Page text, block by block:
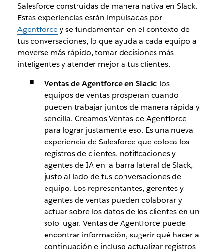
Salesforce construidas de manera nativa en Slack.
Estas experiencias están impulsadas por
Agentforcey se fundamentan en el contexto de
tus conversaciones, lo que ayuda a cada equipo a
moverse más rápido, tomar decisiones más
inteligentes y atender mejor a tus clientes.
Ventas de Agentforce en Slack: los
equipos de ventas prosperan cuando
pueden trabajar juntos de manera rápida y
sencilla. Creamos Ventas de Agentforce
para lograr justamente eso. Es una nueva
experiencia de Salesforce que coloca los
registros de clientes, notificaciones y
agentes de IA en la barra lateral de Slack,
justo al lado de tus conversaciones de
equipo. Los representantes, gerentes y
agentes de ventas pueden colaborar y
actuar sobre los datos de los clientes en un
solo lugar. Ventas de Agentforce puede
encontrar información, sugerir qué hacer a
continuación e incluso actualizar registros